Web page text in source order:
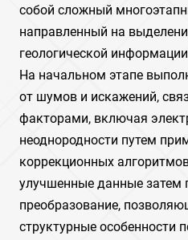
собой сложный
направленный на
геологической
На начальном этапе
от шумов и искажений,
факторами, включая
неоднородности путем
коррекционных
улучшенные данные затем
преобразование,
структурные особенности